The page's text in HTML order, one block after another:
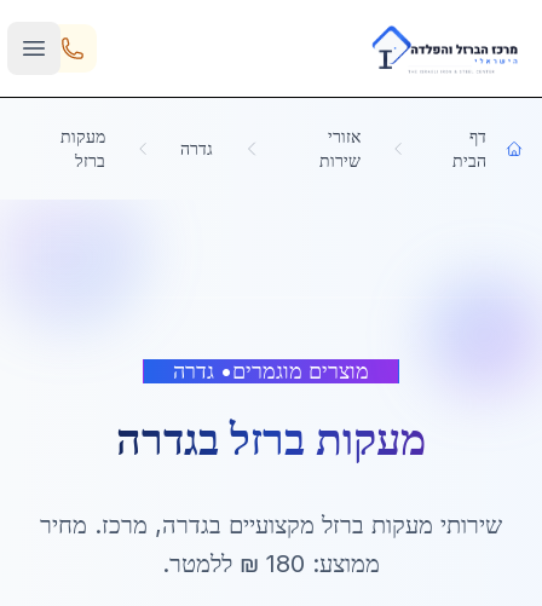
Skip to main content
דף
הבית
אזורי
שירות
גדרה
מעקות
ברזל
מוצרים מוגמרים• גדרה
מעקות ברזלבגדרה
שירותי מעקות ברזל מקצועיים בגדרה, מרכז. מחיר
ממוצע: 180 ₪ ללמטר.